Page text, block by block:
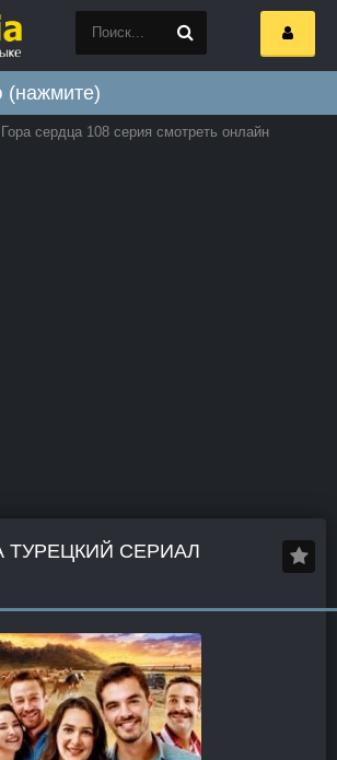
сердца 108 серия смотреть онлайн
ТУРЕЦКИЙ СЕРИАЛ